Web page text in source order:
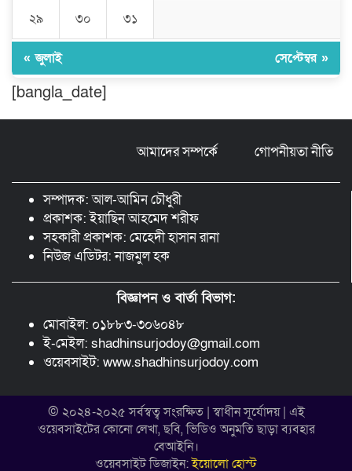
ঘণ্টার পর ঘণ্টা বিদ্যুৎহীন মৌলভীবাজার:
অতিরিক্ত বিলে দিশেহারা গ্রাহক, তীব্র ক্ষোভ
এসোসিয়েশন’র পক্ষ থেকে নগদ অর্থ বিতরণ
গ্রেফতার ১ সিল-স্টাম্প প্যাড জব্দ।
২৯ ৩০ ৩১
« জুলাই সেপ্টেম্বর »
[bangla_date]
আমাদের সম্পর্কে গোপনীয়তা নীতি
সম্পাদক: আল-আমিন চৌধুরী
প্রকাশক: ইয়াছিন আহমেদ শরীফ
সহকারী প্রকাশক: মেহেদী হাসান রানা
নিউজ এডিটর: নাজমুল হক
বিজ্ঞাপন ও বার্তা বিভাগ:
মোবাইল: ০১৮৮৩-৩০৬০৪৮
ই-মেইল: shadhinsurjodoy@gmail.com
ওয়েবসাইট: www.shadhinsurjodoy.com
© ২০২৪-২০২৫ সর্বস্বত্ব সংরক্ষিত | স্বাধীন সূর্যোদয় | এই
ওয়েবসাইটের কোনো লেখা, ছবি, ভিডিও অনুমতি ছাড়া ব্যবহার
বেআইনি।
ওয়েবসাইট ডিজাইন:ইয়োলো হোস্ট